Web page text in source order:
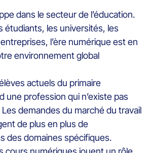
dans le secteur de l’éducation.
étudiants, les universités, les
l’ère numérique est en
environnement global
actuels du primaire
une profession qui n’existe pas
Les demandes du marché du travail
de plus en plus de
des domaines spécifiques.